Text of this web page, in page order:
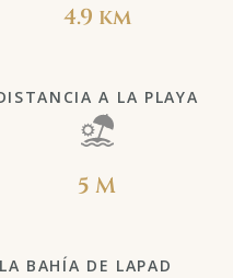
4.9 km
A LA PLAYA
5 M
BAHÍA DE LAPAD